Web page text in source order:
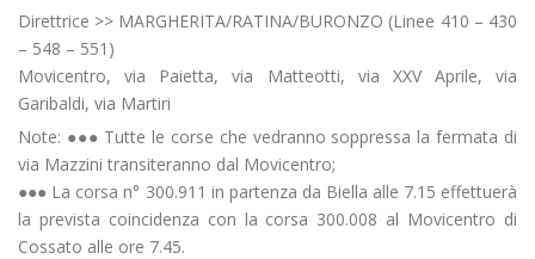
Direttrice >> MARGHERITA/RATINA/BURONZO (Linee 410 – 430
– 548 – 551)
Movicentro, via Paietta, via Matteotti, via XXV Aprile, via
Garibaldi, via Martiri
Note: ●●● Tutte le corse che vedranno soppressa la fermata di
via Mazzini transiteranno dal Movicentro;
●●● La corsa n° 300.911 in partenza da Biella alle 7.15 effettuerà
la prevista coincidenza con la corsa 300.008 al Movicentro di
Cossato alle ore 7.45.